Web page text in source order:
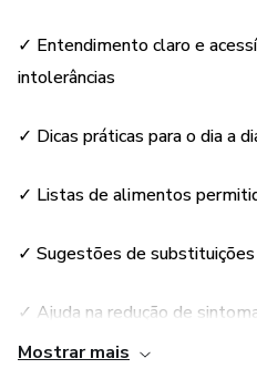
Este guia é ideal tanto para
diagnóstico e quer qualidade de
✓ Entendimento claro e
intolerâncias
✓ Dicas práticas para o dia a
✓ Listas de alimentos
✓ Sugestões de
✓ Ajuda na redução de
Mostrar mais